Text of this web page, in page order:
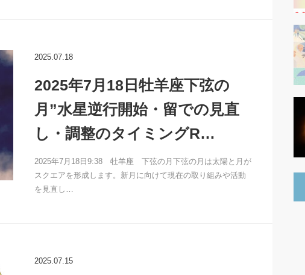
2025.07.18
2025年7月18日牡羊座下弦の
月”水星逆行開始・留での見直
し・調整のタイミングR…
2025年7月18日9:38 牡羊座 下弦の月下弦の月は太陽と月が
スクエアを形成します。新月に向けて現在の取り組みや活動
を見直し…
2025.07.15